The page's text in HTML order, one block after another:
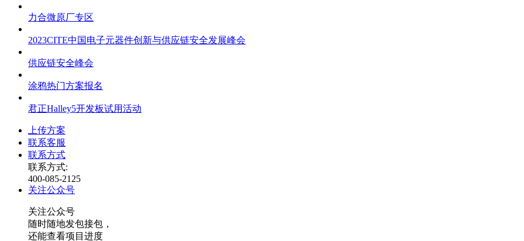
力合微原厂专区
2023CITE中国电子元器件创新与供应链安全发展峰会
供应链安全峰会
涂鸦热门方案报名
君正Halley5开发板试用活动
上传方案
联系客服
联系方式
联系方式:
400-085-2125
关注公众号
关注公众号
随时随地发包接包，
还能查看项目进度